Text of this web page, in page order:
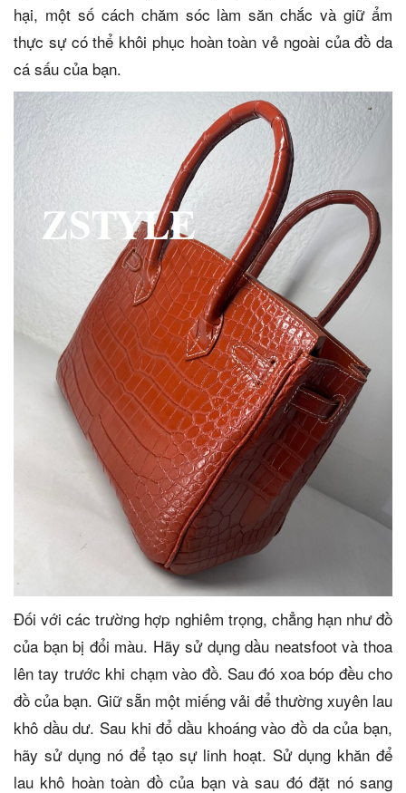
hại, một số cách chăm sóc làm săn chắc và giữ ẩm
thực sự có thể khôi phục hoàn toàn vẻ ngoài của đồ da
cá sấu của bạn.
Đối với các trường hợp nghiêm trọng, chẳng hạn như đồ
của bạn bị đổi màu. Hãy sử dụng dầu neatsfoot và thoa
lên tay trước khi chạm vào đồ. Sau đó xoa bóp đều cho
đồ của bạn. Giữ sẵn một miếng vải để thường xuyên lau
khô dầu dư. Sau khi đổ dầu khoáng vào đồ da của bạn,
hãy sử dụng nó để tạo sự linh hoạt. Sử dụng khăn để
lau khô hoàn toàn đồ của bạn và sau đó đặt nó sang